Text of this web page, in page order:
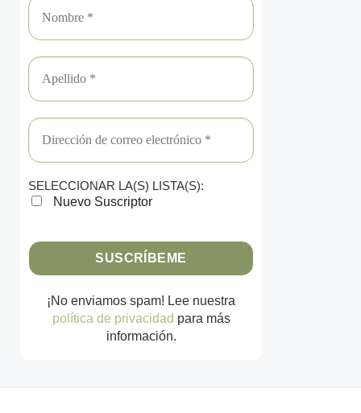
SELECCIONAR LA(S) LISTA(S):
Nuevo Suscriptor
¡No enviamos spam! Lee nuestra
política de privacidad para más
información.